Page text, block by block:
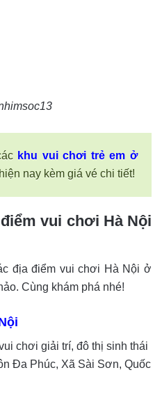
khu vui chơi trẻ em ở
nay kèm giá vé chi tiết!
vui chơi Hà Nội
địa điểm vui chơi Hà Nội ở
Cùng khám phá nhé!
chơi giải trí, đô thị sinh thái
Đa Phúc, Xã Sài Sơn, Quốc